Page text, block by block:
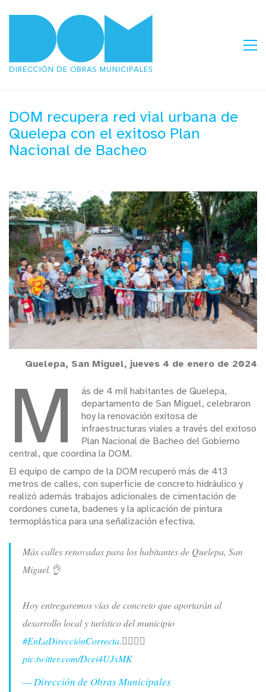
DOM recupera red vial urbana de
Quelepa con el exitoso Plan
Nacional de Bacheo
Quelepa, San Miguel, jueves 4 de enero de 2024
M
ás de 4 mil habitantes de Quelepa,
departamento de San Miguel, celebraron
hoy la renovación exitosa de
infraestructuras viales a través del exitoso
Plan Nacional de Bacheo del Gobierno
central, que coordina la DOM.
El equipo de campo de la DOM recuperó más de 413
metros de calles, con superficie de concreto hidráulico y
realizó además trabajos adicionales de cimentación de
cordones cuneta, badenes y la aplicación de pintura
termoplástica para una señalización efectiva.
Más calles renovadas para los habitantes de Quelepa, San
Miguel.👌
Hoy entregaremos vías de concreto que aportarán al
desarrollo local y turístico del municipio
#EnLaDirecciónCorrecta.👷‍♀️👷‍♂️
pic.twitter.com/Dcei4UJxMK
— Dirección de Obras Municipales